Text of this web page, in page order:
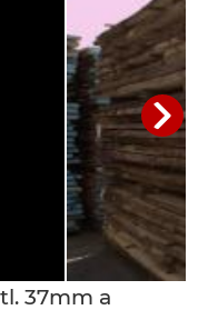
37mm a